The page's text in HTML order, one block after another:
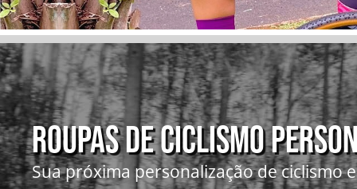
ROUPAS DE CICLISMO
Sua próxima personalização de ciclismo